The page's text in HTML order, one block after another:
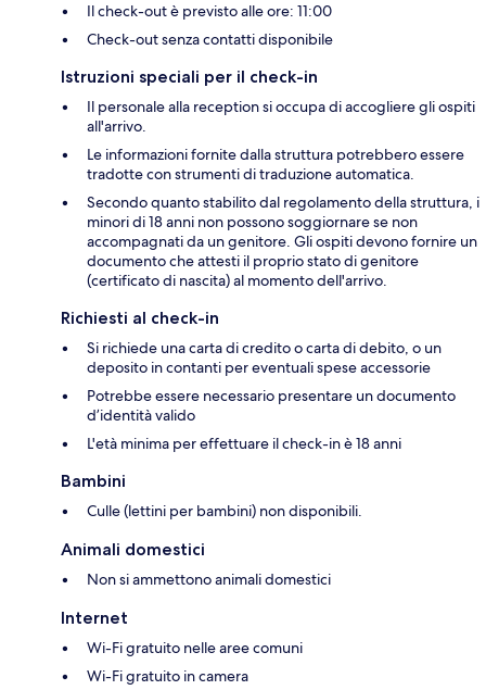
Il check-out è previsto alle ore: 11:00
Check-out senza contatti disponibile
Istruzioni speciali per il check-in
Il personale alla reception si occupa di accogliere gli ospiti
all'arrivo.
Le informazioni fornite dalla struttura potrebbero essere
tradotte con strumenti di traduzione automatica.
Secondo quanto stabilito dal regolamento della struttura, i
minori di 18 anni non possono soggiornare se non
accompagnati da un genitore. Gli ospiti devono fornire un
documento che attesti il proprio stato di genitore
(certificato di nascita) al momento dell'arrivo.
Richiesti al check-in
Si richiede una carta di credito o carta di debito, o un
deposito in contanti per eventuali spese accessorie
Potrebbe essere necessario presentare un documento
d’identità valido
L'età minima per effettuare il check-in è 18 anni
Bambini
Culle (lettini per bambini) non disponibili.
Animali domestici
Non si ammettono animali domestici
Internet
Wi-Fi gratuito nelle aree comuni
Wi-Fi gratuito in camera